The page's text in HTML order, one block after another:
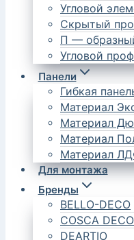
Угловой
Скрытый
П —
Угловой
Панели
Гибкая
Материал
Материал
Материал
Материал
Для монтажа
Бренды
BELLO-DECO
COSCA
DEARTIO